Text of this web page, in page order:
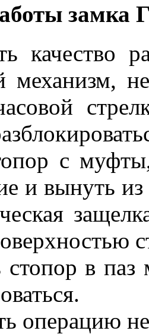
замка
качество
механизм,
с
и вынуть
стопор в
операцию